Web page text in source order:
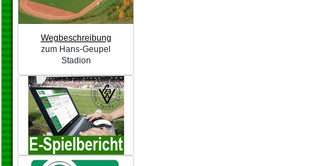
Wegbeschreibung
zum Hans-Geupel
Stadion